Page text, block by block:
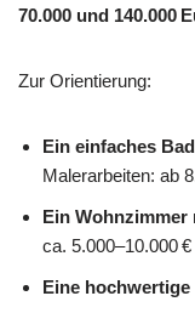
70.000 und 140.000
Zur Orientierung:
Ein einfaches Bad
Malerarbeiten: ab
Ein Wohnzimmer
ca. 5.000–10.000 €
Eine